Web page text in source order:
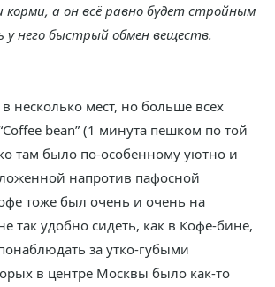
корми, а он всё равно будет стройным
у него быстрый обмен веществ.
несколько мест, но больше всех
bean” (1 минута пешком по той
там было по-особенному уютно и
напротив пафосной
тоже был очень и очень на
так удобно сидеть, как в Кофе-бине,
за утко-губыми
в центре Москвы было как-то